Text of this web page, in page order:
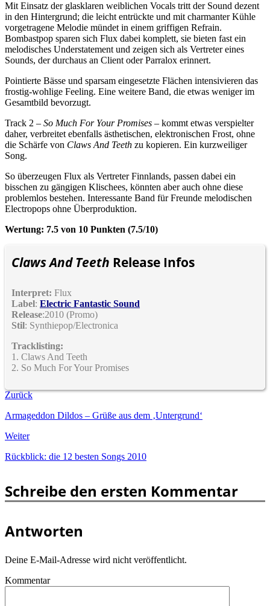
Mit Einsatz der glasklaren weiblichen Vocals tritt der Sound dezent
in den Hintergrund; die leicht entrückte und mit charmanter Kühle
vorgetragene Melodie mündet in einem griffigen Refrain.
Bombastpop sparen sich Flux dabei komplett, sie bieten fast ein
melodisches Understatement und zeigen sich als Vertreter eines
Sounds, der durchaus an Client oder Parralox erinnert.
Pointierte Bässe und sparsam eingesetzte Flächen intensivieren das
frostig-wohlige Feeling. Eine weitere Band, die etwas weniger im
Gesamtbild bevorzugt.
Track 2 – So Much For Your Promises – kommt etwas verspielter
daher, verbreitet ebenfalls ästhetischen, elektronischen Frost, ohne
die Schärfe von Claws And Teeth zu kopieren. Ein kurzweiliger
Song.
So überzeugen Flux als Vertreter Finnlands, passen dabei ein
bisschen zu gängigen Klischees, könnten aber auch ohne diese
problemlos bestehen. Interessante Band für Freunde melodischen
Electropops ohne Überproduktion.
Wertung: 7.5 von 10 Punkten (7.5/10)
Claws And Teeth Release Infos
Interpret: Flux
Label: Electric Fantastic Sound
Release:2010 (Promo)
Stil: Synthiepop/Electronica
Tracklisting:
1. Claws And Teeth
2. So Much For Your Promises
Zurück
Armageddon Dildos – Grüße aus dem ‚Untergrund‘
Weiter
Rückblick: die 12 besten Songs 2010
Schreibe den ersten Kommentar
Antworten
Deine E-Mail-Adresse wird nicht veröffentlicht.
Kommentar